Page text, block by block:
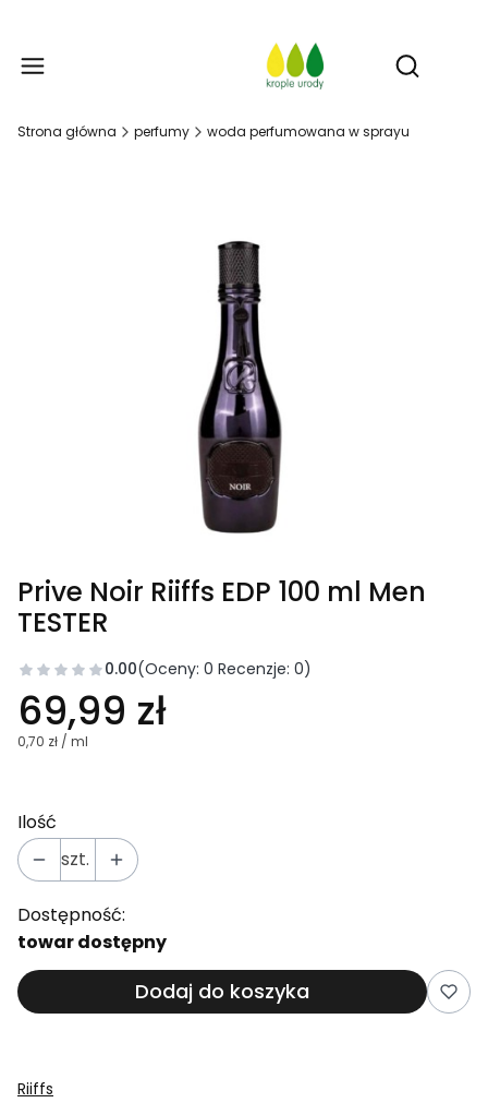
Otwórz
Strona główna perfumy woda perfumowana w sprayu
Prive Noir Riiffs EDP 100 ml Men
TESTER
0.00(Oceny: 0 Recenzje: 0)
69,99 zł
0,70 zł / ml
Ilość
szt.
Dostępność:
towar dostępny
Dodaj do koszyka
Riiffs